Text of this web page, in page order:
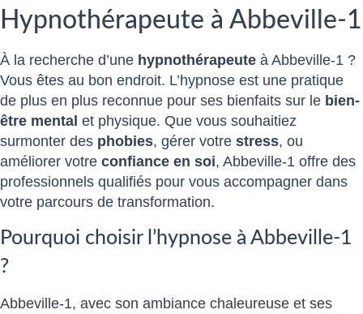
Hypnothérapeute à Abbeville-1
À la recherche d’une hypnothérapeute à Abbeville-1 ?
Vous êtes au bon endroit. L’hypnose est une pratique
de plus en plus reconnue pour ses bienfaits sur le bien-
être mental et physique. Que vous souhaitiez
surmonter des phobies, gérer votre stress, ou
améliorer votre confiance en soi, Abbeville-1 offre des
professionnels qualifiés pour vous accompagner dans
votre parcours de transformation.
Pourquoi choisir l’hypnose à Abbeville-1
?
Abbeville-1, avec son ambiance chaleureuse et ses